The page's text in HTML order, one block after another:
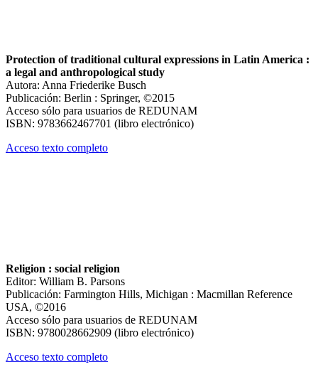
Protection of traditional cultural expressions in Latin America :
a legal and anthropological study
Autora: Anna Friederike Busch
Publicación: Berlin : Springer, ©2015
Acceso sólo para usuarios de REDUNAM
ISBN: 9783662467701 (libro electrónico)
Acceso texto completo
Religion : social religion
Editor: William B. Parsons
Publicación: Farmington Hills, Michigan : Macmillan Reference
USA, ©2016
Acceso sólo para usuarios de REDUNAM
ISBN: 9780028662909 (libro electrónico)
Acceso texto completo